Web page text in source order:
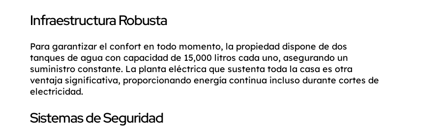
Infraestructura Robusta
Para garantizar el confort en todo momento, la propiedad dispone de dos
tanques de agua con capacidad de 15,000 litros cada uno, asegurando un
suministro constante. La planta eléctrica que sustenta toda la casa es otra
ventaja significativa, proporcionando energía continua incluso durante cortes de
electricidad.
Sistemas de Seguridad